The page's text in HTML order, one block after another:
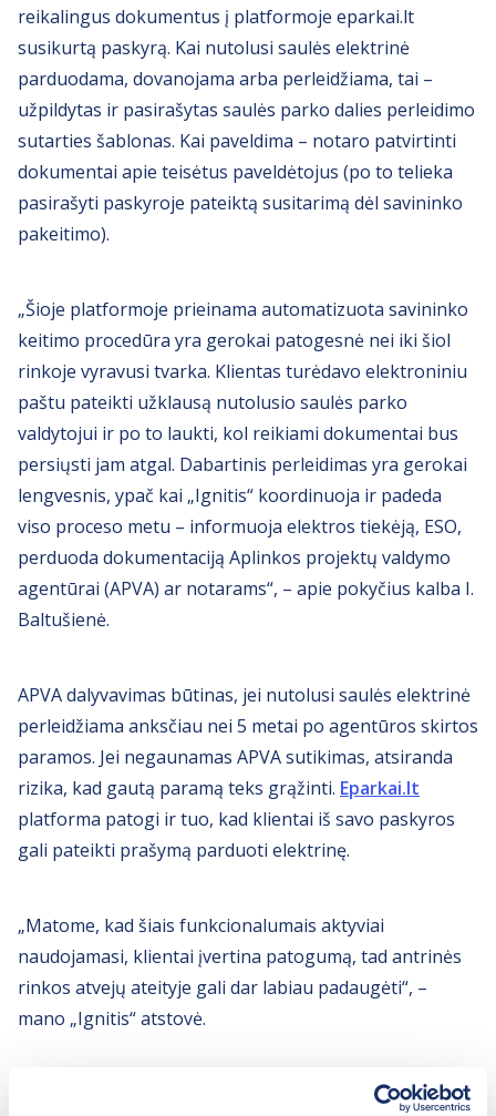
reikalingus dokumentus į platformoje eparkai.lt
susikurtą paskyrą. Kai nutolusi saulės elektrinė
parduodama, dovanojama arba perleidžiama, tai –
užpildytas ir pasirašytas saulės parko dalies perleidimo
sutarties šablonas. Kai paveldima – notaro patvirtinti
dokumentai apie teisėtus paveldėtojus (po to telieka
pasirašyti paskyroje pateiktą susitarimą dėl savininko
pakeitimo).
„Šioje platformoje prieinama automatizuota savininko
keitimo procedūra yra gerokai patogesnė nei iki šiol
rinkoje vyravusi tvarka. Klientas turėdavo elektroniniu
paštu pateikti užklausą nutolusio saulės parko
valdytojui ir po to laukti, kol reikiami dokumentai bus
persiųsti jam atgal. Dabartinis perleidimas yra gerokai
lengvesnis, ypač kai „Ignitis“ koordinuoja ir padeda
viso proceso metu – informuoja elektros tiekėją, ESO,
perduoda dokumentaciją Aplinkos projektų valdymo
agentūrai (APVA) ar notarams“, – apie pokyčius kalba I.
Baltušienė.
APVA dalyvavimas būtinas, jei nutolusi saulės elektrinė
perleidžiama anksčiau nei 5 metai po agentūros skirtos
paramos. Jei negaunamas APVA sutikimas, atsiranda
rizika, kad gautą paramą teks grąžinti. Eparkai.lt
platforma patogi ir tuo, kad klientai iš savo paskyros
gali pateikti prašymą parduoti elektrinę.
„Matome, kad šiais funkcionalumais aktyviai
naudojamasi, klientai įvertina patogumą, tad antrinės
rinkos atvejų ateityje gali dar labiau padaugėti“, –
mano „Ignitis“ atstovė.